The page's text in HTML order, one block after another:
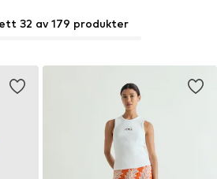
32 av 179 produkter